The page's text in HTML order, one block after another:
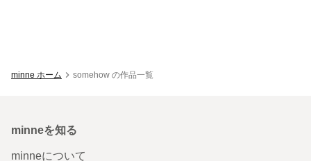
minne ホーム somehow の作品一覧
minneを知る
minneについて